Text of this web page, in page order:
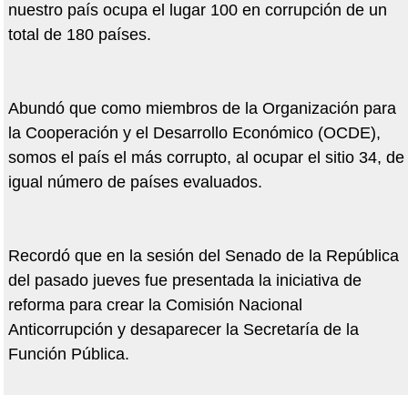
nuestro país ocupa el lugar 100 en corrupción de un
total de 180 países.
Abundó que como miembros de la Organización para
la Cooperación y el Desarrollo Económico (OCDE),
somos el país el más corrupto, al ocupar el sitio 34, de
igual número de países evaluados.
Recordó que en la sesión del Senado de la República
del pasado jueves fue presentada la iniciativa de
reforma para crear la Comisión Nacional
Anticorrupción y desaparecer la Secretaría de la
Función Pública.